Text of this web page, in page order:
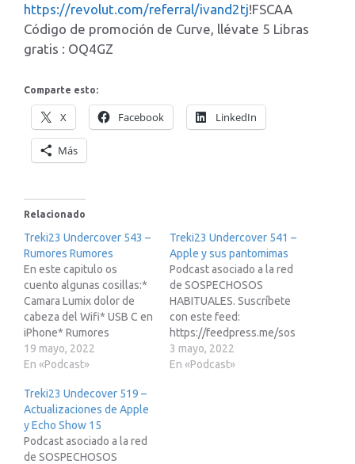
https://revolut.com/referral/ivand2tj!FSCAA
Código de promoción de Curve, llévate 5 Libras
gratis : OQ4GZ
Comparte esto:
X Facebook LinkedIn
Más
Relacionado
Treki23 Undercover 543 –
Rumores Rumores
En este capitulo os
cuento algunas cosillas:*
Camara Lumix dolor de
cabeza del Wifi* USB C en
iPhone* Rumores
pantallas iPhones futuros
(Martin)* Roadmap betas*
de disposistosPodcast
asociado a la red de
SOSPECHOSOS
HABITUALES. ...
19 mayo, 2022
En «Podcast»
Treki23 Undercover 541 –
Apple y sus pantomimas
Podcast asociado a la red
de SOSPECHOSOS
HABITUALES. Suscríbete
con este feed:
https://feedpress.me/sos
pechososhabitualesEnlac
e de afiliados de Amazon:
3 mayo, 2022
En «Podcast»
Treki23 Undecover 519 –
Actualizaciones de Apple
y Echo Show 15
Podcast asociado a la red
de SOSPECHOSOS